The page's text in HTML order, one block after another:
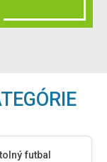
futbal